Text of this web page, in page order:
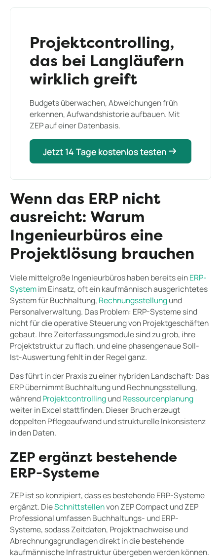
Projektcontrolling,
das bei Langläufern
wirklich greift
Budgets überwachen, Abweichungen früh
erkennen, Aufwandshistorie aufbauen. Mit
ZEP auf einer Datenbasis.
Jetzt 14 Tage kostenlos testen
Jetzt 14 Tage kostenlos testen
Wenn das ERP nicht
ausreicht: Warum
Ingenieurbüros eine
Projektlösung brauchen
Viele mittelgroße Ingenieurbüros haben bereits einERP-
Systemim Einsatz, oft ein kaufmännisch ausgerichtetes
System für Buchhaltung, Rechnungsstellungund
Personalverwaltung. Das Problem: ERP-Systeme sind
nicht für die operative Steuerung von Projektgeschäften
gebaut. Ihre Zeiterfassungsmodule sind zu grob, ihre
Projektstruktur zu flach, und eine phasengenaue Soll-
Ist-Auswertung fehlt in der Regel ganz.
Das führt in der Praxis zu einer hybriden Landschaft: Das
ERP übernimmt Buchhaltung und Rechnungsstellung,
währendProjektcontrollingundRessourcenplanung
weiter in Excel stattfinden. Dieser Bruch erzeugt
doppelten Pflegeaufwand und strukturelle Inkonsistenz
in den Daten.
ZEP ergänzt bestehende
ERP-Systeme
ZEP ist so konzipiert, dass es bestehende ERP-Systeme
ergänzt. DieSchnittstellenvon ZEP Compact und ZEP
Professional umfassen Buchhaltungs- und ERP-
Systeme, sodass Zeitdaten, Projektnachweise und
Abrechnungsgrundlagen direkt in die bestehende
kaufmännische Infrastruktur übergeben werden können.